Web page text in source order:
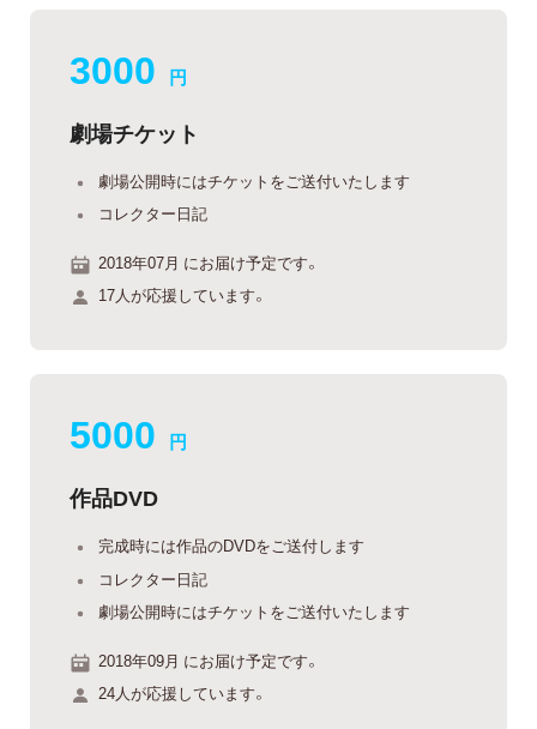
3000 円
劇場チケット
劇場公開時にはチケットをご送付いたします
コレクター日記
2018年07月 にお届け予定です。
17人が応援しています。
5000 円
作品DVD
完成時には作品のDVDをご送付します
コレクター日記
劇場公開時にはチケットをご送付いたします
2018年09月 にお届け予定です。
24人が応援しています。